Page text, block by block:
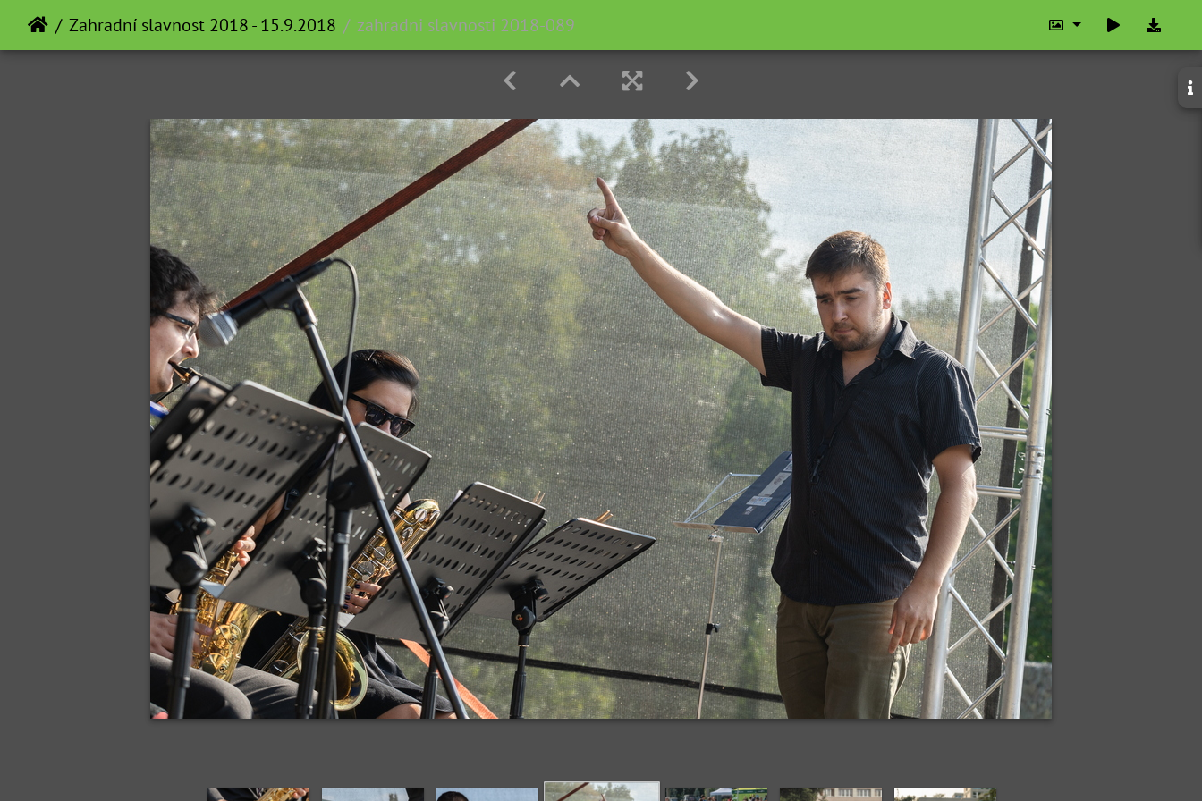
Zahradní slavnost 2018 - 15.9.2018 zahradni slavnosti 2018-089